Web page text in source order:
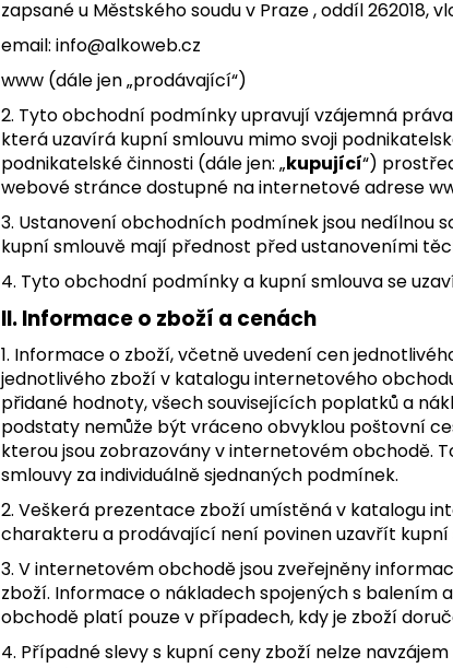
zapsané u Městského soudu v Praze , oddíl 262018,
email: info@alkoweb.cz
www (dále jen „prodávající“)
2. Tyto obchodní podmínky upravují vzájemná
která uzavírá kupní smlouvu mimo svoji
podnikatelské činnosti (dále jen: „kupující“)
webové stránce dostupné na internetové adrese
3. Ustanovení obchodních podmínek jsou nedílnou
kupní smlouvě mají přednost před ustanoveními
4. Tyto obchodní podmínky a kupní smlouva se
II. Informace o zboží a cenách
1. Informace o zboží, včetně uvedení cen
jednotlivého zboží v katalogu internetového
přidané hodnoty, všech souvisejících poplatků a
podstaty nemůže být vráceno obvyklou poštovní
kterou jsou zobrazovány v internetovém obchodě.
smlouvy za individuálně sjednaných podmínek.
2. Veškerá prezentace zboží umístěná v katalogu
charakteru a prodávající není povinen uzavřít
3. V internetovém obchodě jsou zveřejněny
zboží. Informace o nákladech spojených s balením
obchodě platí pouze v případech, kdy je zboží
4. Případné slevy s kupní ceny zboží nelze
JAPONSKÁ ČAJOVÁ CEREMONIE –
PRÉMIOVÝ KERAMICKÝ ČAJOVÝ SET S
KONVIČKOU A ŠÁLKY
1 199 Kč
WHISKY